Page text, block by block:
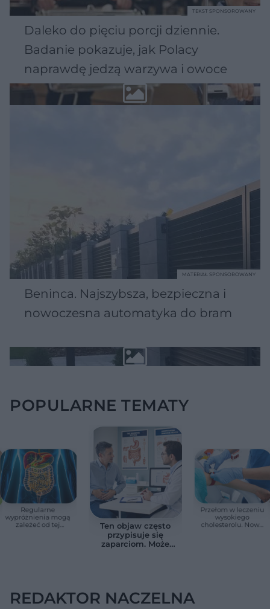
Daleko do pięciu porcji dziennie.
Badanie pokazuje, jak Polacy
naprawdę jedzą warzywa i owoce
TEKST SPONSOROWANY
Beninca. Najszybsza, bezpieczna i
nowoczesna automatyka do bram
MATERIAŁ SPONSOROWANY
POPULARNE TEMATY
Regularne
wypróżnienia mogą
zależeć od tej
Ten objaw często
przypisuje się
zaparciom. Może
Przełom w leczeniu
wysokiego
cholesterolu. Nowa
REDAKTOR NACZELNA